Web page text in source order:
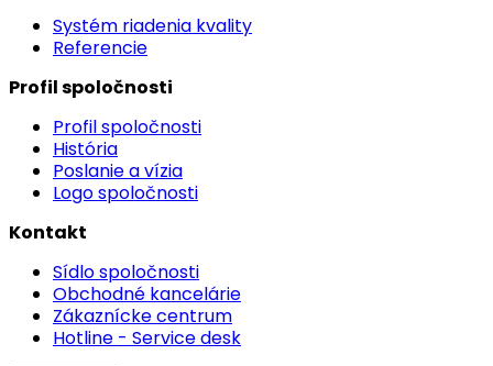
Systém riadenia kvality
Referencie
Profil spoločnosti
Profil spoločnosti
História
Poslanie a vízia
Logo spoločnosti
Kontakt
Sídlo spoločnosti
Obchodné kancelárie
Zákaznícke centrum
Hotline - Service desk